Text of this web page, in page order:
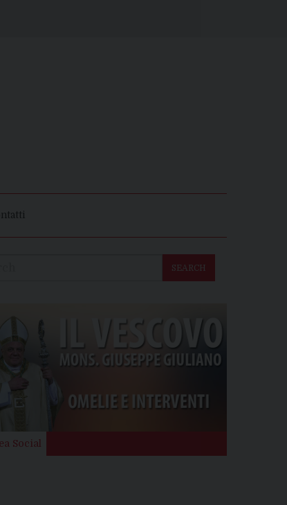
SEARCH
Social